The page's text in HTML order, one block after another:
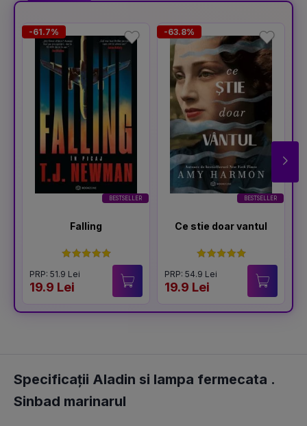
BESTSELLER
-61.7%
Falling
PRP: 51.9 Lei
19.9 Lei
BESTSELLER
-63.8%
Ce stie doar vantul
PRP: 54.9 Lei
19.9 Lei
Specificații Aladin si lampa fermecata .
Sinbad marinarul